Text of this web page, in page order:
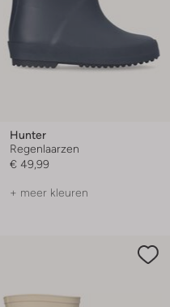
Hunter
Regenlaarzen
€ 49,99
+ meer kleuren